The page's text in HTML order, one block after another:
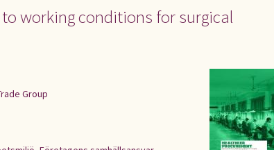
working conditions for surgical
Group